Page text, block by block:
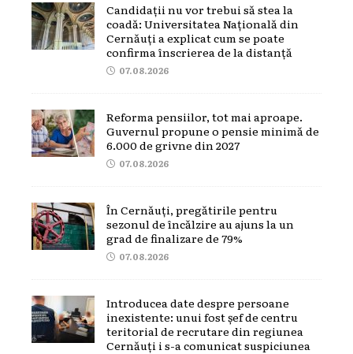
Candidații nu vor trebui să stea la
coadă: Universitatea Națională din
Cernăuți a explicat cum se poate
confirma înscrierea de la distanță
07.08.2026
Reforma pensiilor, tot mai aproape.
Guvernul propune o pensie minimă de
6.000 de grivne din 2027
07.08.2026
În Cernăuți, pregătirile pentru
sezonul de încălzire au ajuns la un
grad de finalizare de 79%
07.08.2026
Introducea date despre persoane
inexistente: unui fost șef de centru
teritorial de recrutare din regiunea
Cernăuți i s-a comunicat suspiciunea